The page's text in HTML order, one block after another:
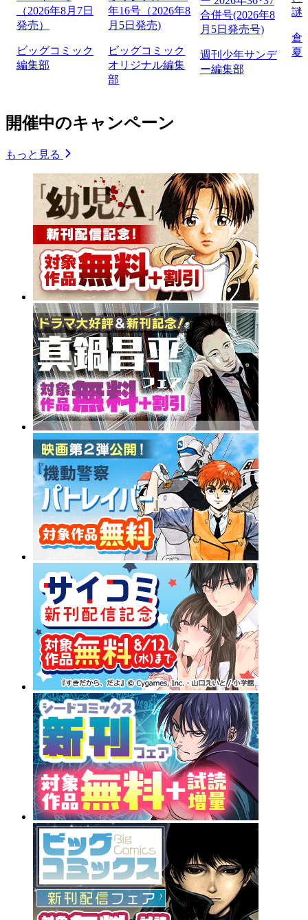
（2026年8月7日
発売）
ビッグコミック
編集部
年16号（2026年8
月5日発売)
ビッグコミック
オリジナル編集
部
合併号(2026年8
月5日発売号)
週刊少年サンデ
ー編集部
謎
倉
夏
開催中のキャンペーン
もっと見る